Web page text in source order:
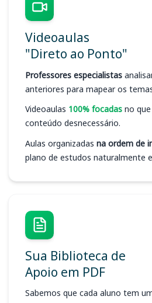
Videoaulas
"Direto ao Ponto"
Professores especialistas
anteriores para mapear os
Videoaulas 100% focadas no
conteúdo desnecessário.
Aulas organizadas na ordem de
plano de estudos naturalmente
Sua Biblioteca de
Apoio em PDF
Sabemos que cada aluno tem